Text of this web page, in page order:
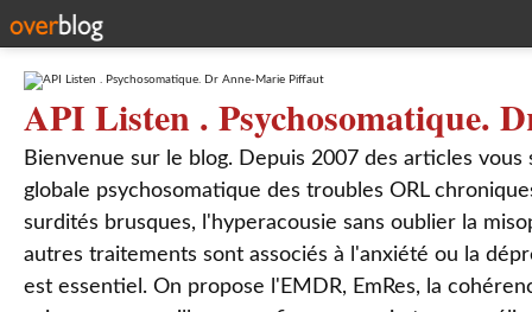
API Listen . Psychosomatique.
Bienvenue sur le blog. Depuis 2007 des articles
globale psychosomatique des troubles ORL
surdités brusques, l'hyperacousie sans oublier la
autres traitements sont associés à l'anxiété ou la
est essentiel. On propose l'EMDR, EmRes, la